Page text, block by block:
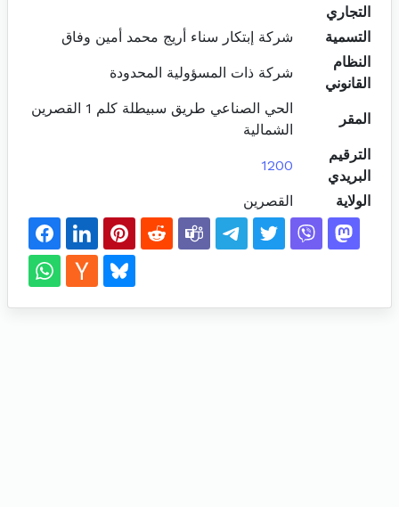
التجاري
التسمية
شركة إبتكار سناء أريج محمد أمين وفاق
النظام
القانوني
شركة ذات المسؤولية المحدودة
المقر
الحي الصناعي طريق سبيطلة كلم 1 القصرين
الشمالية
الترقيم
البريدي
1200
الولاية القصرين